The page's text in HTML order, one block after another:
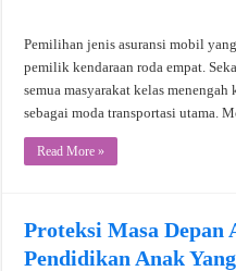
Pemilihan jenis asuransi mobil
pemilik kendaraan roda empat.
semua masyarakat kelas
sebagai moda transportasi utama.
Read More »
Proteksi Masa Depan
Pendidikan Anak